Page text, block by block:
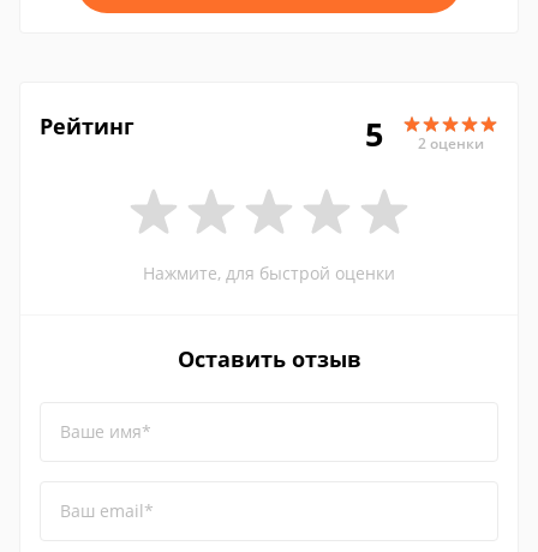
Рейтинг 5 2 оценки
Нажмите, для быстрой оценки
Оставить отзыв
Ваше имя*
Ваш email*